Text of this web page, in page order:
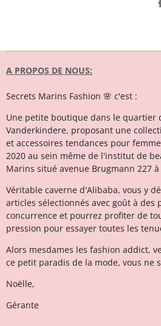
A PROPOS DE NOUS:
Secrets Marins Fashion 🌸 c'est :
Une petite boutique dans le quartier
Vanderkindere, proposant une
et accessoires tendances pour
2020 au sein même de l'institut de
Marins situé avenue Brugmann 227 à
Véritable caverne d'Alibaba, vous y
articles sélectionnés avec goût à des
concurrence et pourrez profiter de
pression pour essayer toutes les
Alors mesdames les fashion addict,
ce petit paradis de la mode, vous ne
Noëlle,
Gérante